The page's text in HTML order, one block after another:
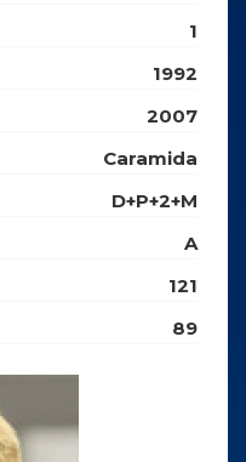
1
1992
2007
Caramida
D+P+2+M
A
121
89